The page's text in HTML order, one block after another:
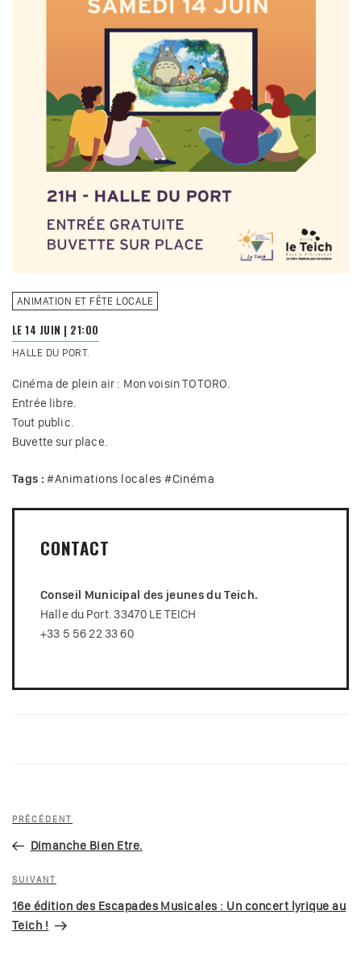
ANIMATION ET FÊTE LOCALE
LE 14 JUIN | 21:00
HALLE DU PORT.
Cinéma de plein air : Mon voisin TOTORO.
Entrée libre.
Tout public.
Buvette sur place.
Tags : #Animations locales #Cinéma
CONTACT
Conseil Municipal des jeunes du Teich.
Halle du Port. 33470 LE TEICH
+33 5 56 22 33 60
Navigation
l’article
Article
précédent
PRÉCÉDENT
Dimanche Bien Etre.
Article
suivant
SUIVANT
16e édition des Escapades Musicales : Un concert lyrique au
Teich !